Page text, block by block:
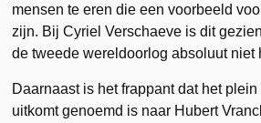
mensen te eren die een voorbeeld
zijn. Bij Cyriel Verschaeve is dit
de tweede wereldoorlog absoluut niet
Daarnaast is het frappant dat het
uitkomt genoemd is naar Hubert